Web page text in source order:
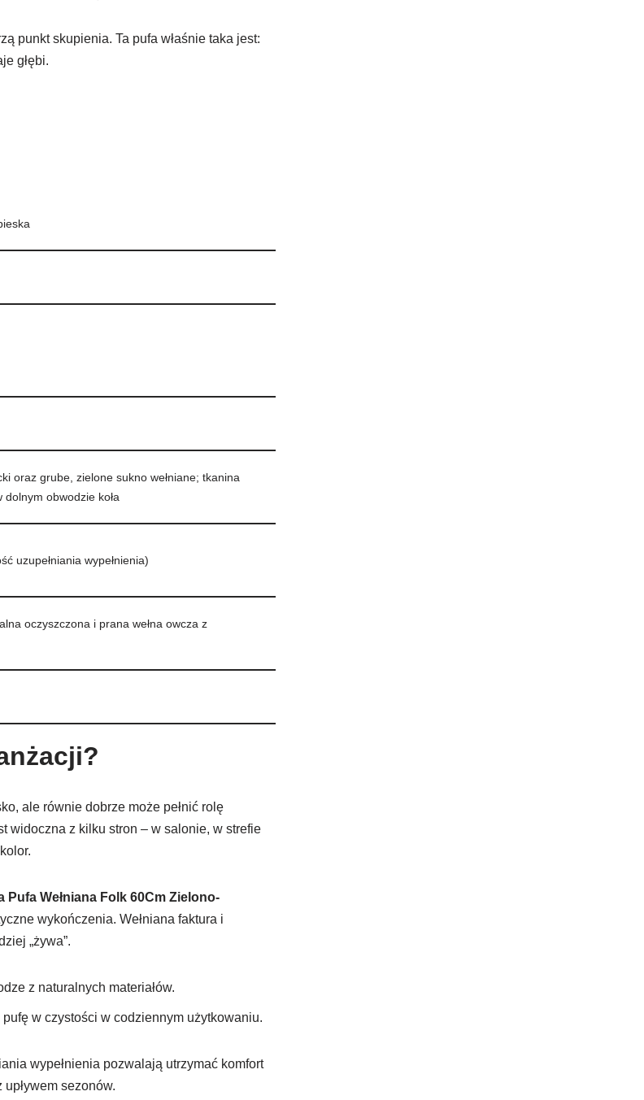
punkt skupienia. Ta pufa właśnie taka jest:
głębi.
oraz grube, zielone sukno wełniane; tkanina
dolnym obwodzie koła
uzupełniania wypełnienia)
oczyszczona i prana wełna owcza z
ale równie dobrze może pełnić rolę
widoczna z kilku stron – w salonie, w strefie
Pufa Wełniana Folk 60Cm Zielono-
wykończenia. Wełniana faktura i
„żywa”.
z naturalnych materiałów.
w czystości w codziennym użytkowaniu.
wypełnienia pozwalają utrzymać komfort
sezonów.